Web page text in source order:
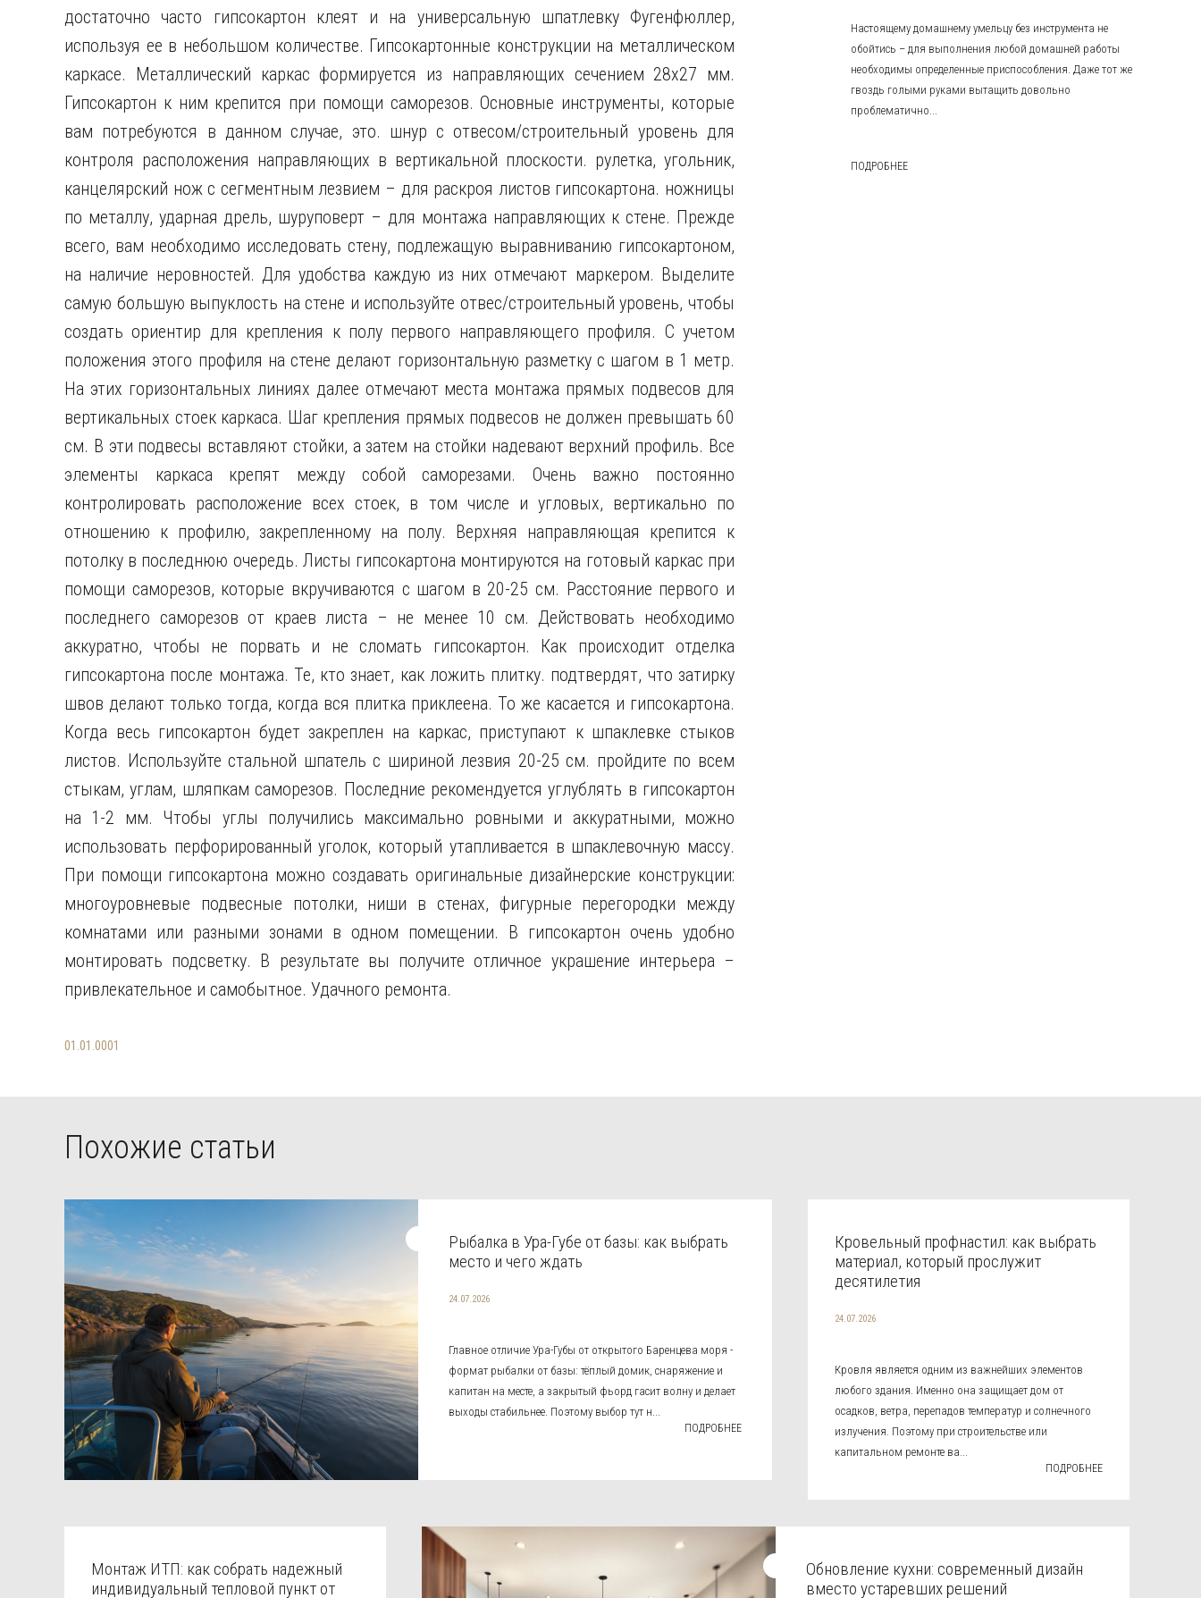
достаточно часто гипсокартон клеят и на универсальную шпатлевку Фугенфюллер,
используя ее в небольшом количестве. Гипсокартонные конструкции на металлическом
каркасе. Металлический каркас формируется из направляющих сечением 28х27 мм.
Гипсокартон к ним крепится при помощи саморезов. Основные инструменты, которые
вам потребуются в данном случае, это. шнур с отвесом/строительный уровень для
контроля расположения направляющих в вертикальной плоскости. рулетка, угольник,
канцелярский нож с сегментным лезвием – для раскроя листов гипсокартона. ножницы
по металлу, ударная дрель, шуруповерт – для монтажа направляющих к стене. Прежде
всего, вам необходимо исследовать стену, подлежащую выравниванию гипсокартоном,
на наличие неровностей. Для удобства каждую из них отмечают маркером. Выделите
самую большую выпуклость на стене и используйте отвес/строительный уровень, чтобы
создать ориентир для крепления к полу первого направляющего профиля. С учетом
положения этого профиля на стене делают горизонтальную разметку с шагом в 1 метр.
На этих горизонтальных линиях далее отмечают места монтажа прямых подвесов для
вертикальных стоек каркаса. Шаг крепления прямых подвесов не должен превышать 60
см. В эти подвесы вставляют стойки, а затем на стойки надевают верхний профиль. Все
элементы каркаса крепят между собой саморезами. Очень важно постоянно
контролировать расположение всех стоек, в том числе и угловых, вертикально по
отношению к профилю, закрепленному на полу. Верхняя направляющая крепится к
потолку в последнюю очередь. Листы гипсокартона монтируются на готовый каркас при
помощи саморезов, которые вкручиваются с шагом в 20-25 см. Расстояние первого и
последнего саморезов от краев листа – не менее 10 см. Действовать необходимо
аккуратно, чтобы не порвать и не сломать гипсокартон. Как происходит отделка
гипсокартона после монтажа. Те, кто знает, как ложить плитку. подтвердят, что затирку
швов делают только тогда, когда вся плитка приклеена. То же касается и гипсокартона.
Когда весь гипсокартон будет закреплен на каркас, приступают к шпаклевке стыков
листов. Используйте стальной шпатель с шириной лезвия 20-25 см. пройдите по всем
стыкам, углам, шляпкам саморезов. Последние рекомендуется углублять в гипсокартон
на 1-2 мм. Чтобы углы получились максимально ровными и аккуратными, можно
использовать перфорированный уголок, который утапливается в шпаклевочную массу.
При помощи гипсокартона можно создавать оригинальные дизайнерские конструкции:
многоуровневые подвесные потолки, ниши в стенах, фигурные перегородки между
комнатами или разными зонами в одном помещении. В гипсокартон очень удобно
монтировать подсветку. В результате вы получите отличное украшение интерьера –
привлекательное и самобытное. Удачного ремонта.
01.01.0001
Настоящему домашнему умельцу без инструмента не
обойтись – для выполнения любой домашней работы
необходимы определенные приспособления. Даже тот же
гвоздь голыми руками вытащить довольно
проблематично...
ПОДРОБНЕЕ
Похожие статьи
Рыбалка в Ура-Губе от базы: как выбрать
место и чего ждать
24.07.2026
Главное отличие Ура-Губы от открытого Баренцева моря -
формат рыбалки от базы: тёплый домик, снаряжение и
капитан на месте, а закрытый фьорд гасит волну и делает
выходы стабильнее. Поэтому выбор тут н...
ПОДРОБНЕЕ
Кровельный профнастил: как выбрать
материал, который прослужит
десятилетия
24.07.2026
Кровля является одним из важнейших элементов
любого здания. Именно она защищает дом от
осадков, ветра, перепадов температур и солнечного
излучения. Поэтому при строительстве или
капитальном ремонте ва...
ПОДРОБНЕЕ
Монтаж ИТП: как собрать надежный
индивидуальный тепловой пункт от
Обновление кухни: современный дизайн
вместо устаревших решений